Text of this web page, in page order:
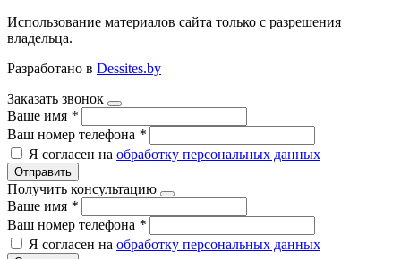
Использование материалов сайта только с разрешения
владельца.
Разработано в Dessites.by
Заказать звонок
Ваше имя *
Ваш номер телефона *
Я согласен на обработку персональных данных
Отправить
Получить консультацию
Ваше имя *
Ваш номер телефона *
Я согласен на обработку персональных данных